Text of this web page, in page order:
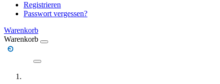
Registrieren
Passwort vergessen?
Warenkorb
Warenkorb